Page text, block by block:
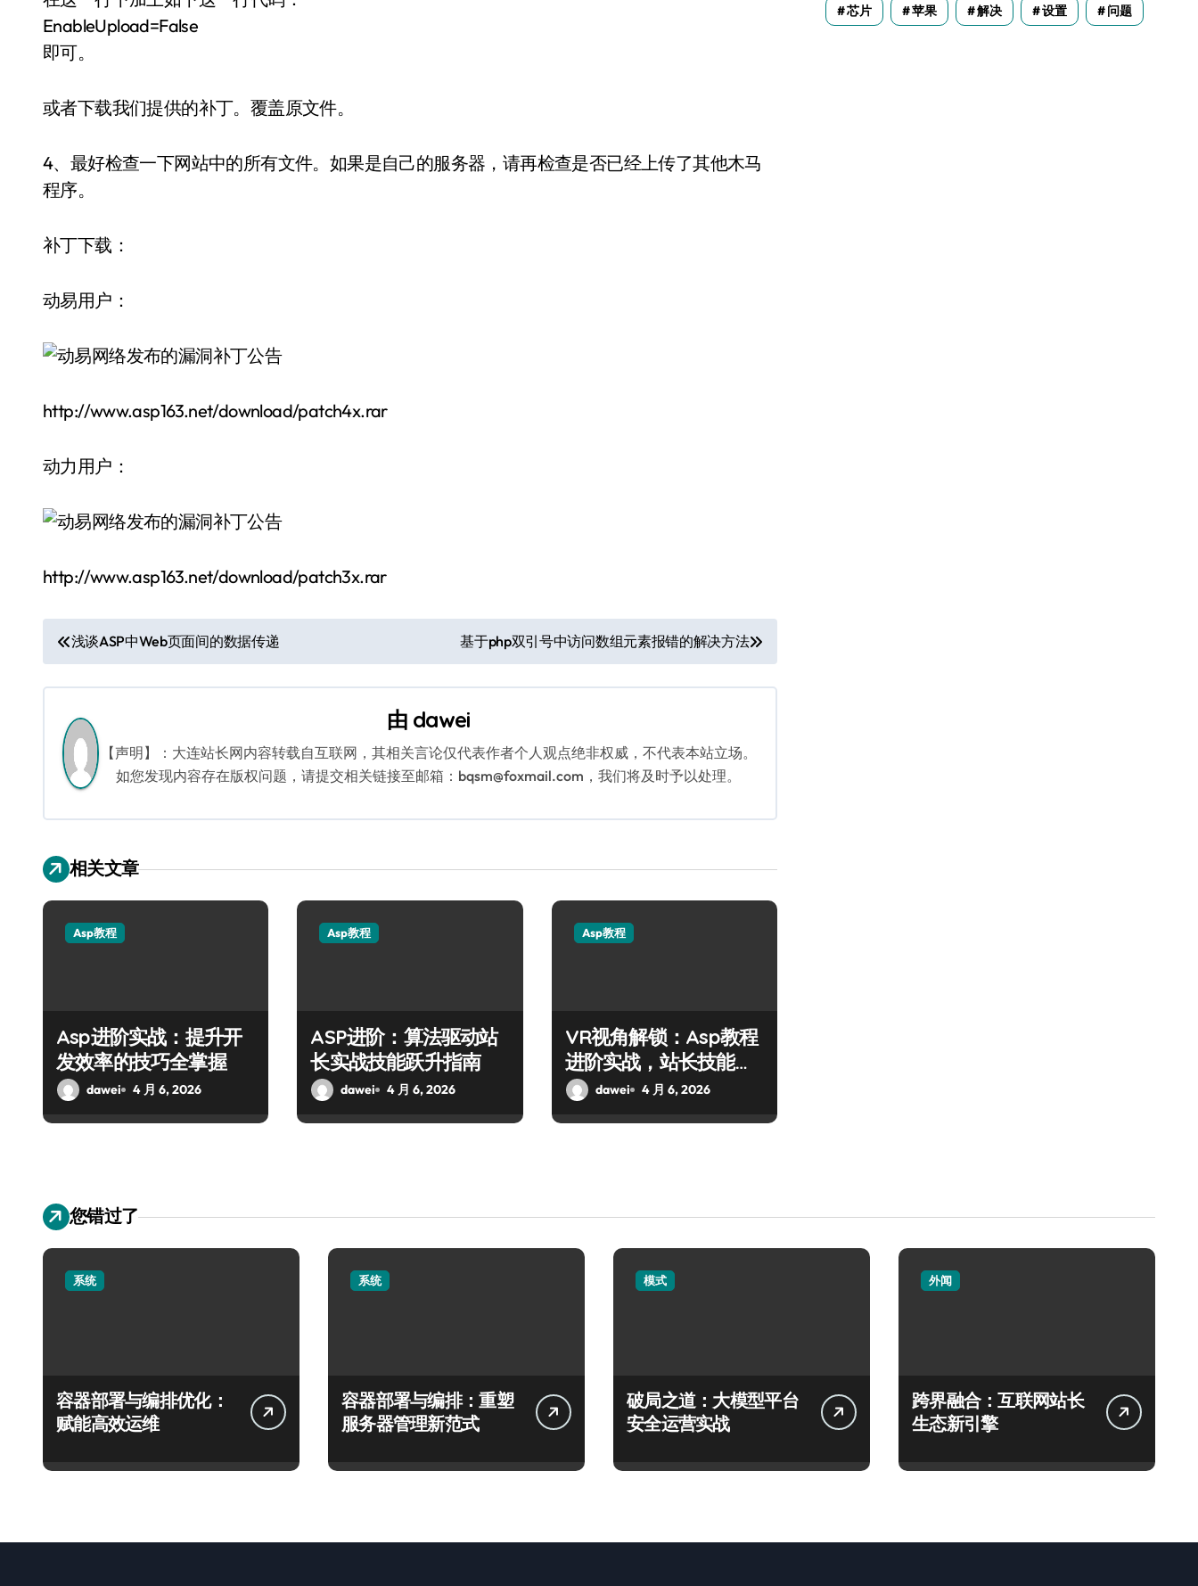
EnableUpload=False
即可。
或者下载我们提供的补丁。覆盖原文件。
4、最好检查一下网站中的所有文件。如果是自己的服务器，请再检查是否已经上传了其他木马
程序。
补丁下载：
动易用户：
http://www.asp163.net/download/patch4x.rar
动力用户：
http://www.asp163.net/download/patch3x.rar
文
章
航
浅谈ASP中Web页面间的数据传递 基于php双引号中访问数组元素报错的解决方法
由 dawei
【声明】：大连站长网内容转载自互联网，其相关言论仅代表作者个人观点绝非权威，不代表本站立场。
如您发现内容存在版权问题，请提交相关链接至邮箱：bqsm@foxmail.com，我们将及时予以处理。
相关文章
Asp教程
Asp进阶实战：提升开
发效率的技巧全掌握
dawei 4 月 6, 2026
Asp教程
ASP进阶：算法驱动站
长实战技能跃升指南
dawei 4 月 6, 2026
Asp教程
VR视角解锁：Asp教程
进阶实战，站长技能跃
升秘籍
dawei 4 月 6, 2026
芯片 苹果 解决 设置 问题
您错过了
系统
容器部署与编排优化：
赋能高效运维
系统
容器部署与编排：重塑
服务器管理新范式
模式
破局之道：大模型平台
安全运营实战
外闻
跨界融合：互联网站长
生态新引擎